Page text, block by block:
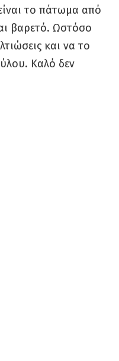
το πάτωμα από
βαρετό. Ωστόσο
και να το
Καλό δεν